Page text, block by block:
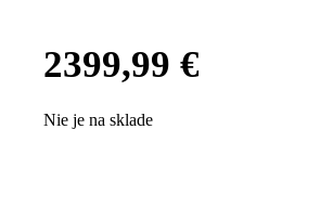
2399,99 €
Nie je na sklade